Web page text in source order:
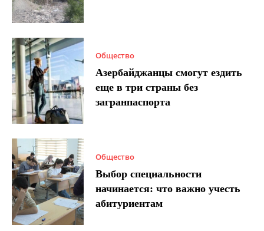
Общество
Азербайджанцы смогут ездить
еще в три страны без
загранпаспорта
Общество
Выбор специальности
начинается: что важно учесть
абитуриентам